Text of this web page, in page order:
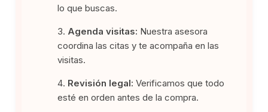
lo que buscas.
Agenda visitas: Nuestra asesora
coordina las citas y te acompaña en las
visitas.
Revisión legal: Verificamos que todo
esté en orden antes de la compra.